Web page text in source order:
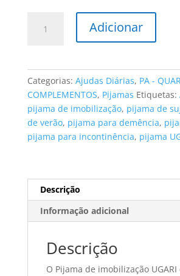
imobilização
UGARI
de
Verão,
fecho
nas
Adicionar
Categorias: Ajudas Diárias, PA -
COMPLEMENTOS, Pijamas Etiquetas:
pijama de imobilização, pijama de
de verão, pijama para demência,
pijama para incontinência, pijama
Descrição
Informação adicional
Descrição
O Pijama de imobilização UGARI